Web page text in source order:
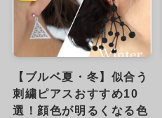
【ブルベ夏・冬】似合う
刺繍ピアスおすすめ10
選！顔色が明るくなる色